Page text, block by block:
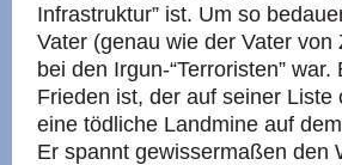
Infrastruktur” ist. Um so
Vater (genau wie der Vater
bei den Irgun-“Terroristen”
Frieden ist, der auf seiner
eine tödliche Landmine auf
Er spannt gewissermaßen den